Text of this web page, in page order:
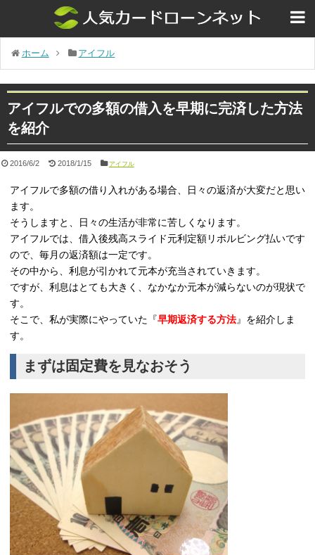
ホーム アイフル
アイフルでの多額の借入を早期に完済した方法
を紹介
2016/6/2 2018/1/15 アイフル
アイフルで多額の借り入れがある場合、日々の返済が大変だと思い
ます。
そうしますと、日々の生活が非常に苦しくなります。
アイフルでは、借入後残高スライド元利定額リボルビング払いです
ので、毎月の返済額は一定です。
その中から、利息が引かれて元本が充当されていきます。
ですが、利息はとても大きく、なかなか元本が減らないのが現状で
す。
そこで、私が実際にやっていた『早期返済する方法』を紹介しま
す。
まずは固定費を見なおそう